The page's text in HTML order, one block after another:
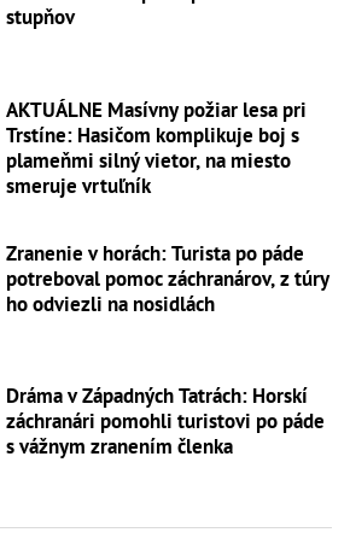
stupňov
AKTUÁLNE Masívny požiar lesa pri
Trstíne: Hasičom komplikuje boj s
plameňmi silný vietor, na miesto
smeruje vrtuľník
Zranenie v horách: Turista po páde
potreboval pomoc záchranárov, z túry
ho odviezli na nosidlách
Dráma v Západných Tatrách: Horskí
záchranári pomohli turistovi po páde
s vážnym zranením členka